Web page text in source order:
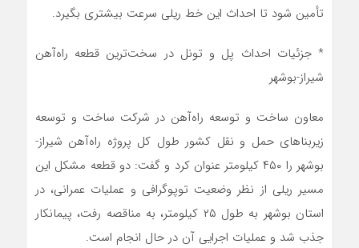
تأمین شود تا احداث این خط ریلی سرعت بیشتری بگیرد.
* جزئیات احداث پل و تونل در سخت‌ترین قطعه راه‌آهن
شیراز-بوشهر
معاون ساخت و توسعه راه‌آهن در شرکت ساخت و توسعه
زیربناهای حمل و نقل کشور طول کل پروژه راه‌آهن شیراز-
بوشهر را ۴۵۰ کیلومتر عنوان کرد و گفت: ‌دو قطعه مشکل این
مسیر ریلی از نظر وضعیت توپوگرافی و عملیات عمرانی، در
استان بوشهر به طول ‌۲۵ کیلومتر، به مناقصه رفت، پیمانکار
جذب شد و عملیات اجرایی آن در حال انجام است.